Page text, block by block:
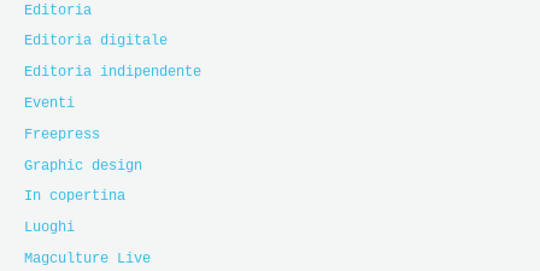
Editoria
Editoria digitale
Editoria indipendente
Eventi
Freepress
Graphic design
In copertina
Luoghi
Magculture Live